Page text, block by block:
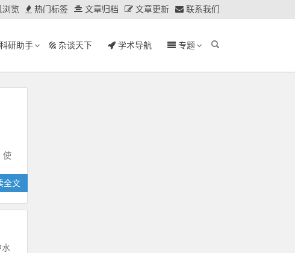
浏览 热门标签 文章归档 文章更新 联系我们
科研助手 杂谈天下 学术导航 专题
使
全文